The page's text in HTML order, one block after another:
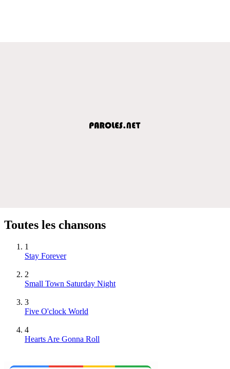
Toutes les chansons
1
Stay Forever
2
Small Town Saturday Night
3
Five O'clock World
4
Hearts Are Gonna Roll